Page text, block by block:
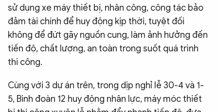
sử dụng xe máy thiết bị, nhân công, công tác bảo
đảm tài chính để huy động kịp thời, tuyệt đối
không để đứt gãy nguồn cung, làm ảnh hưởng đến
tiến độ, chất lượng, an toàn trong suốt quá trình
thi công.
Cùng với 3 dự án trên, trong dịp nghỉ lễ 30-4 và 1-
5, Binh đoàn 12 huy động nhân lực, máy móc thiết